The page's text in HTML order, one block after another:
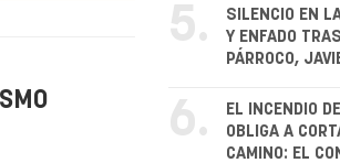
5.
SILENCIO EN
Y ENFADO
PÁRROCO,
6.
EL INCENDIO
OBLIGA A
CAMINO: EL